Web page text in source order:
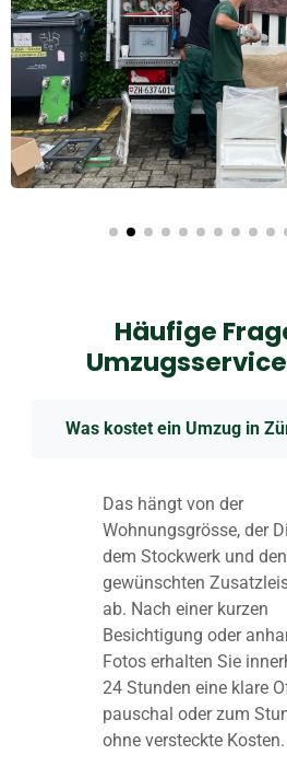
Häufige
Was kostet ein Umzug in
Das hängt von der
Wohnungsgrösse, der
dem Stockwerk und den
gewünschten
ab. Nach einer kurzen
Besichtigung oder
Fotos erhalten Sie
24 Stunden eine klare
pauschal oder zum
ohne versteckte Kosten.